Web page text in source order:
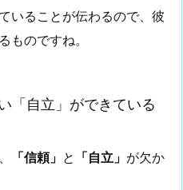
いることが伝わるので、彼
ものですね。
「自立」ができている
「信頼」 と 「自立」 が欠か